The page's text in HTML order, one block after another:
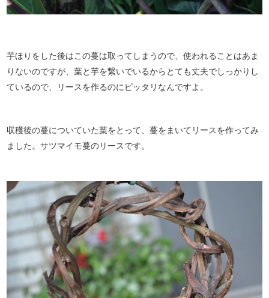
芋ほりをした後はこの蔓は取ってしまうので、使われることはあま
りないのですが、葉と芋を繋いでいるからとても丈夫でしっかりし
ているので、リースを作るのにピッタリなんですよ。
収穫後の蔓についていた葉をとって、蔓をまいてリースを作ってみ
ました。サツマイモ蔓のリースです。